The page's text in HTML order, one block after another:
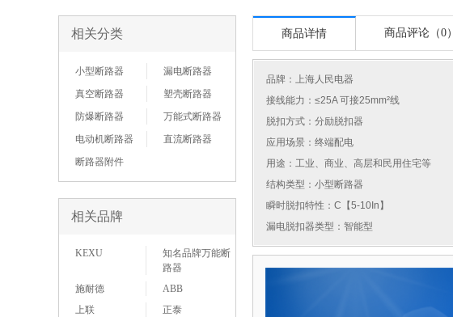
相关分类
小型断路器
漏电断路器
真空断路器
塑壳断路器
防爆断路器
万能式断路器
电动机断路器
直流断路器
断路器附件
相关品牌
KEXU
知名品牌万能断
路器
施耐德
ABB
上联
正泰
商品详情 商品评论（0）
品牌： 上海人民电器
接线能力：≤25A 可接25mm²线
脱扣方式：分励脱扣器
应用场景：终端配电
用途：工业、商业、高层和民用住宅等
结构类型：小型断路器
瞬时脱扣特性：C【5-10In】
漏电脱扣器类型：智能型